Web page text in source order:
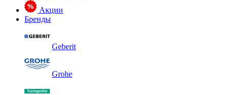
Акции
Бренды
Geberit
Grohe